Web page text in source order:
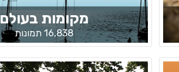
מקומות בעולם
16,838 תמונות